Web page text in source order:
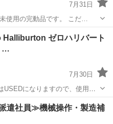
7月31日
使用の完動品です。 こだ…
Halliburton ゼロハリバート
…
7月30日
になりますので、使用感
ず実物をご確認下さい。 ご来
」とお声掛けください。 ◆メ
の他 ゼロハリバートン
遣社員≫機械操作・製造補